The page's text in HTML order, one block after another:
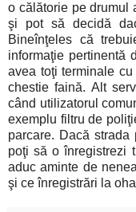
o călătorie pe drumul
şi pot să decidă
Bineînţeles că
informaţie pertinentă
avea toţi terminale
chestie faină. Alt
când utilizatorul
exemplu filtru de
parcare. Dacă
poţi să o înregistrezi
aduc aminte de
şi ce înregistrări la